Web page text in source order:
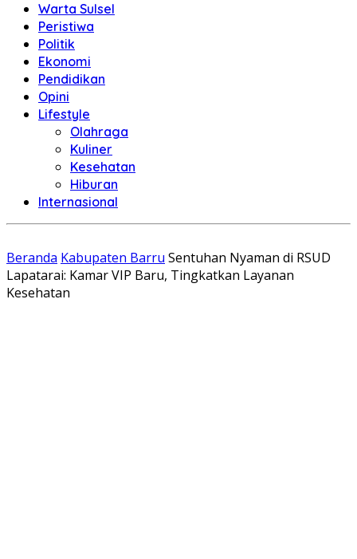
Warta Sulsel
Peristiwa
Politik
Ekonomi
Pendidikan
Opini
Lifestyle
Olahraga
Kuliner
Kesehatan
Hiburan
Internasional
Beranda Kabupaten Barru Sentuhan Nyaman di RSUD
Lapatarai: Kamar VIP Baru, Tingkatkan Layanan
Kesehatan